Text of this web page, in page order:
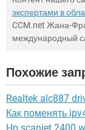
экспертами в
CCM.net Жана-
международный
Похожие
Realtek alc887
Как поменять
Hp scanjet 2400